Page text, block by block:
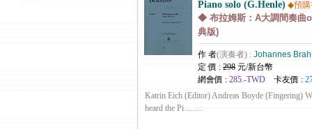
Piano solo (G.Henle) ◆預購
◆ 布拉姆斯：A大調間奏曲
典版)
作 者(演奏者) : Johannes
定 價 : 298 元/新台幣
網會價 : 285.-TWD 卡友價 :
Katrin Eich (Editor) Andreas Boyde (Fingering)
heard the Pi.........